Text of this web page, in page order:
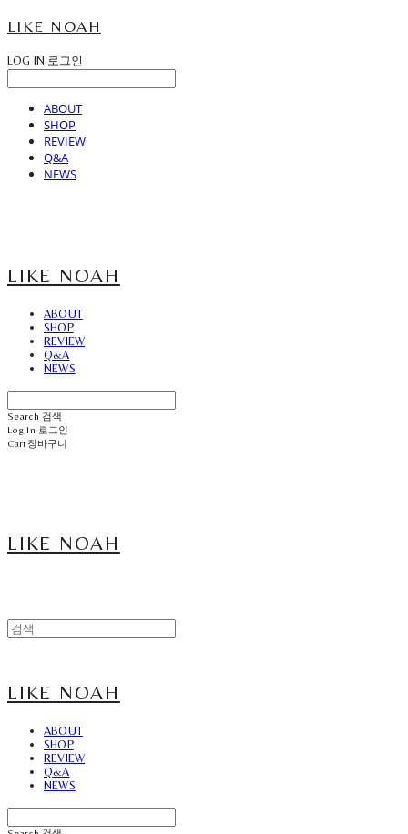
LIKE NOAH
LOG IN 로그인
ABOUT
SHOP
REVIEW
Q&A
NEWS
LIKE NOAH
ABOUT
SHOP
REVIEW
Q&A
NEWS
Search 검색
Log In 로그인
Cart장바구니
LIKE NOAH
LIKE NOAH
ABOUT
SHOP
REVIEW
Q&A
NEWS